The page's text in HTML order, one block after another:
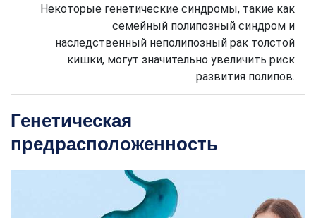
Некоторые генетические синдромы, такие как
семейный полипозный синдром и
наследственный неполипозный рак толстой
кишки, могут значительно увеличить риск
развития полипов.
Генетическая
предрасположенность